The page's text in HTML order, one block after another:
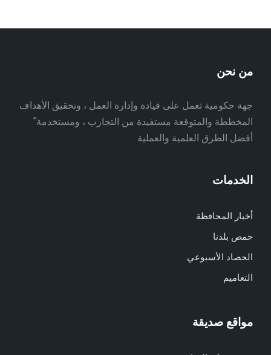
من نحن
جهة حكومية تعمل على قيادة وإدارة العمل ، وتحقيق الأهداف
المخططة والمتوقعة مستفيدة من التجارب ، ومستخدمة ً
أفضل الطرق العلمية والعملية
الخدمات
أخبار المحافظة
حمص بلدنا
الحصاد الأسبوعي
التعاميم
مواقع صديقة